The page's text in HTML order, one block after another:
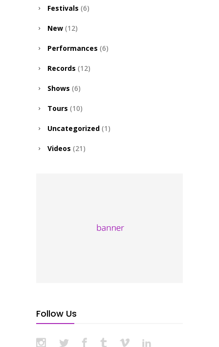
Festivals (6)
New (12)
Performances (6)
Records (12)
Shows (6)
Tours (10)
Uncategorized (1)
Videos (21)
Follow Us